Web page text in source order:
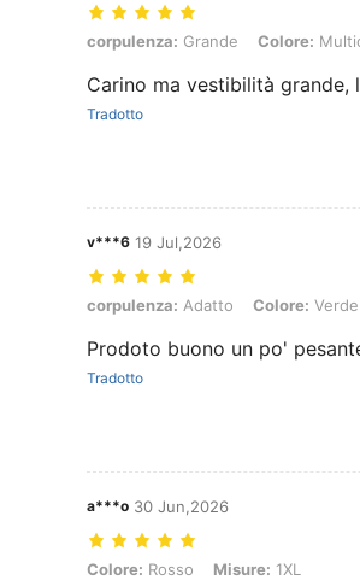
corpulenza: Grande, Colore:
corpulenza: Grande Colore:
Carino ma vestibilità grande,
Tradotto
v***6 19 Jul,2026
corpulenza: Adatto, Colore: Verde
corpulenza: Adatto Colore:
Prodoto buono un po'
Tradotto
a***o 30 Jun,2026
Colore: Rosso, Misure: 1XL
Colore: Rosso Misure: 1XL